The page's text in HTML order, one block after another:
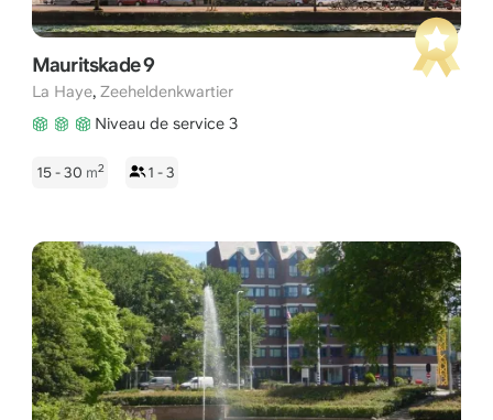
Mauritskade 9
La Haye, Zeeheldenkwartier
Niveau de service 3
15 - 30 m2 1 - 3